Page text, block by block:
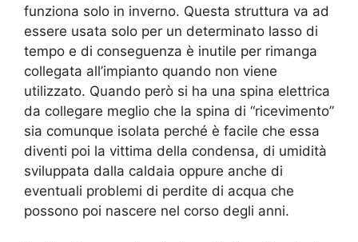
funziona solo in inverno. Questa struttura va ad
essere usata solo per un determinato lasso di
tempo e di conseguenza è inutile per rimanga
collegata all’impianto quando non viene
utilizzato. Quando però si ha una spina elettrica
da collegare meglio che la spina di “ricevimento”
sia comunque isolata perché è facile che essa
diventi poi la vittima della condensa, di umidità
sviluppata dalla caldaia oppure anche di
eventuali problemi di perdite di acqua che
possono poi nascere nel corso degli anni.